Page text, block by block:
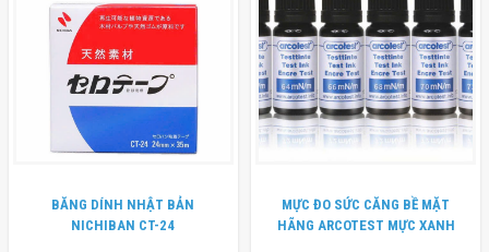
BĂNG DÍNH NHẬT BẢN
NICHIBAN CT-24
MỰC ĐO SỨC CĂNG BỀ MẶT
HÃNG ARCOTEST MỰC XANH